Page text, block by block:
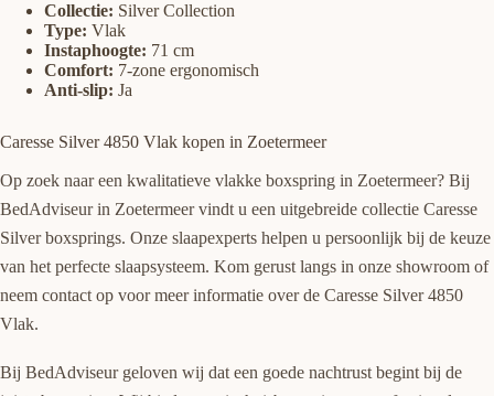
Collectie: Silver Collection
Type: Vlak
Instaphoogte: 71 cm
Comfort: 7-zone ergonomisch
Anti-slip: Ja
Caresse Silver 4850 Vlak kopen in Zoetermeer
Op zoek naar een kwalitatieve vlakke boxspring in Zoetermeer? Bij
BedAdviseur in Zoetermeer vindt u een uitgebreide collectie Caresse
Silver boxsprings. Onze slaapexperts helpen u persoonlijk bij de keuze
van het perfecte slaapsysteem. Kom gerust langs in onze showroom of
neem contact op voor meer informatie over de Caresse Silver 4850
Vlak.
Bij BedAdviseur geloven wij dat een goede nachtrust begint bij de